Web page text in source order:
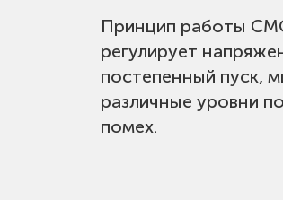
Принцип работы
регулирует
постепенный пуск,
различные уровни
помех.
достаточной